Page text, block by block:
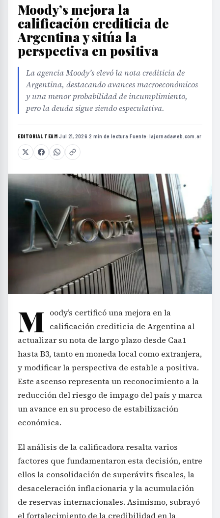
Moody’s mejora la
calificación crediticia de
Argentina y sitúa la
perspectiva en positiva
La agencia Moody’s elevó la nota crediticia de
Argentina, destacando avances macroeconómicos
y una menor probabilidad de incumplimiento,
pero la deuda sigue siendo especulativa.
EDITORIAL TEAM·Jul 21, 2026·2 min de lectura·Fuente: lajornadaweb.com.ar
M oody’s certificó una mejora en la
calificación crediticia de Argentina al
actualizar su nota de largo plazo desde Caa1
hasta B3, tanto en moneda local como extranjera,
y modificar la perspectiva de estable a positiva.
Este ascenso representa un reconocimiento a la
reducción del riesgo de impago del país y marca
un avance en su proceso de estabilización
económica.
El análisis de la calificadora resalta varios
factores que fundamentaron esta decisión, entre
ellos la consolidación de superávits fiscales, la
desaceleración inflacionaria y la acumulación
de reservas internacionales. Asimismo, subrayó
el fortalecimiento de la credibilidad en la